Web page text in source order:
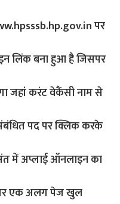
पर
लिंक बना हुआ है जिसपर
जहां करंट वेकैंसी नाम से
पद पर क्लिक करके
में अप्लाई ऑनलाइन का
एक अलग पेज खुल